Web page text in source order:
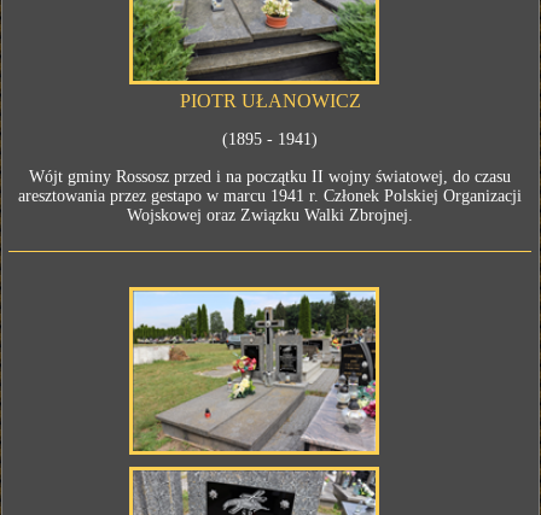
PIOTR UŁANOWICZ
(1895 - 1941)
Wójt gminy Rossosz przed i na początku II wojny światowej, do czasu
aresztowania przez gestapo w marcu 1941 r. Członek Polskiej Organizacji
Wojskowej oraz Związku Walki Zbrojnej.